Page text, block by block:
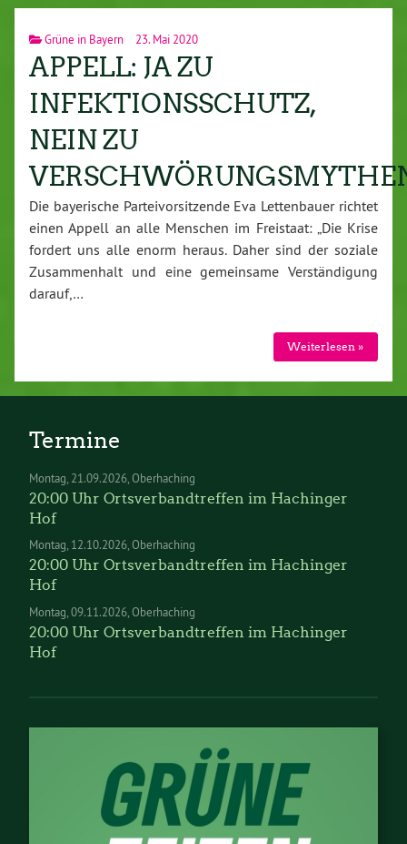
Grüne in Bayern 23. Mai 2020
APPELL: JA ZU
INFEKTIONSSCHUTZ,
NEIN ZU
Die bayerische Parteivorsitzende Eva Lettenbauer richtet
einen Appell an alle Menschen im Freistaat: „Die Krise
fordert uns alle enorm heraus. Daher sind der soziale
Zusammenhalt und eine gemeinsame Verständigung
darauf,…
Weiterlesen »
Termine
Montag 21.09.2026 Oberhaching
20:00 Uhr Ortsverbandtreffen im Hachinger
Hof
Montag 12.10.2026 Oberhaching
20:00 Uhr Ortsverbandtreffen im Hachinger
Hof
Montag 09.11.2026 Oberhaching
20:00 Uhr Ortsverbandtreffen im Hachinger
Hof